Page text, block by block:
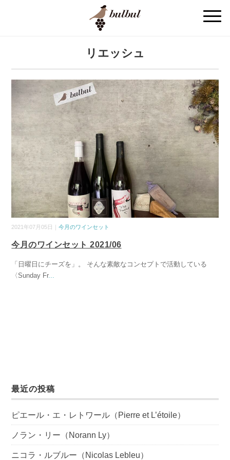
リエッシュ
2021年07月05日｜今月のワインセット
今月のワインセット 2021/06
「日曜日にチーズを」。 そんな素敵なコンセプトで活動している
〈Sunday Fr...
最近の投稿
ピエール・エ・レトワール（Pierre et L’étoile）
ノラン・リー（Norann Ly）
ニコラ・ルブルー（Nicolas Lebleu）